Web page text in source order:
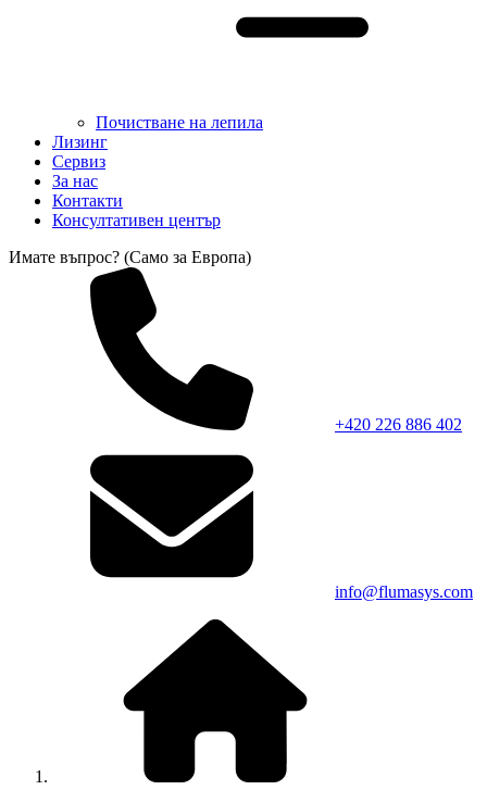
Почистване на лепила
Лизинг
Сервиз
За нас
Контакти
Консултативен център
Имате въпрос? (Само за Европа)
+420 226 886 402
info@flumasys.com